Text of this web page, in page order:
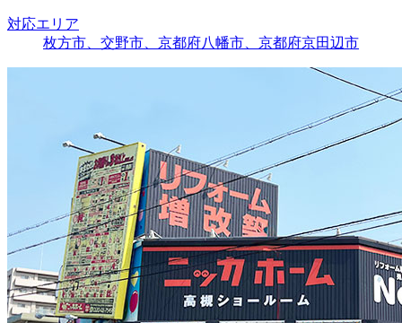
対応エリア
枚方市、交野市、京都府八幡市、京都府京田辺市